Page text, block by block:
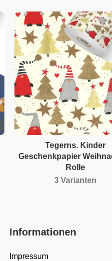
Tegerns. Kinder
Geschenkpapier
Rolle
3 Varianten
Informationen
Impressum